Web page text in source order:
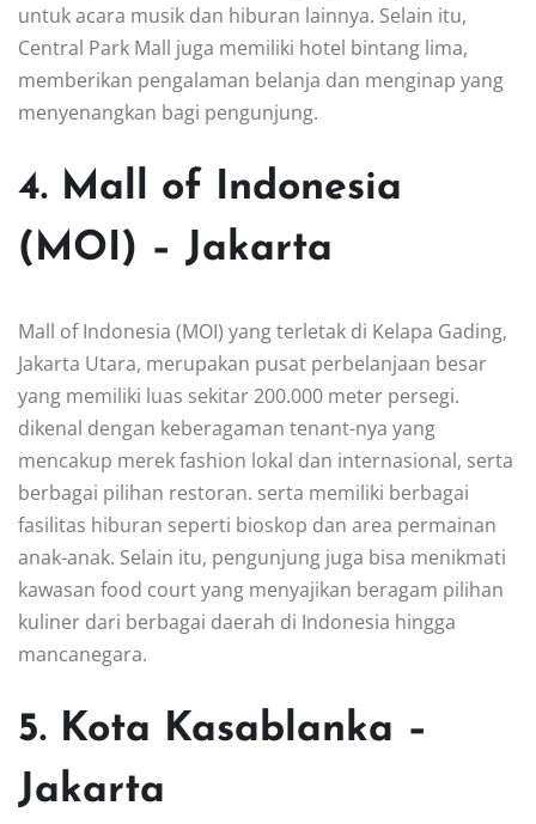
untuk acara musik dan hiburan lainnya. Selain itu,
Central Park Mall juga memiliki hotel bintang lima,
memberikan pengalaman belanja dan menginap yang
menyenangkan bagi pengunjung.
4. Mall of Indonesia
(MOI) – Jakarta
Mall of Indonesia (MOI) yang terletak di Kelapa Gading,
Jakarta Utara, merupakan pusat perbelanjaan besar
yang memiliki luas sekitar 200.000 meter persegi.
dikenal dengan keberagaman tenant-nya yang
mencakup merek fashion lokal dan internasional, serta
berbagai pilihan restoran. serta memiliki berbagai
fasilitas hiburan seperti bioskop dan area permainan
anak-anak. Selain itu, pengunjung juga bisa menikmati
kawasan food court yang menyajikan beragam pilihan
kuliner dari berbagai daerah di Indonesia hingga
mancanegara.
5. Kota Kasablanka –
Jakarta